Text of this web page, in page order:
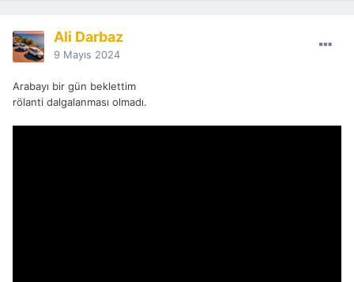
Ali Darbaz
9 Mayıs 2024
Arabayı bir gün beklettim
rölanti dalgalanması olmadı.